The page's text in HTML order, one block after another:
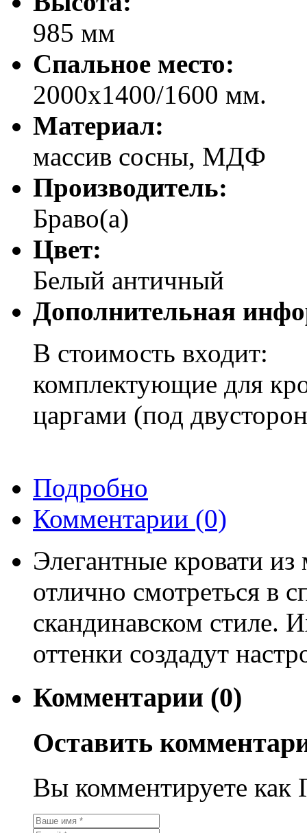
985 мм
Спальное место:
2000х1400/1600 мм.
Материал:
массив сосны, МДФ
Производитель:
Браво(а)
Цвет:
Белый античный
Дополнительная
В стоимость входит:
комплектующие для
царгами (под
Подробно
Комментарии (0)
Элегантные кровати
отлично смотреться в
скандинавском стиле.
оттенки создадут
Комментарии (0)
Оставить
Вы комментируете как